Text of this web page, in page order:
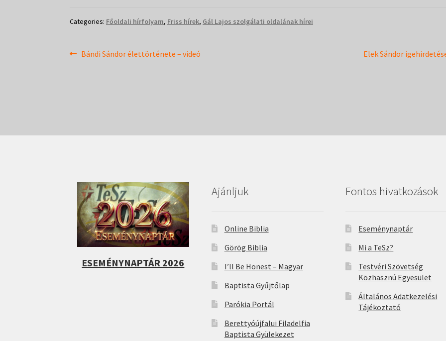
Categories: Főoldali hírfolyam, Friss hírek, Gál Lajos szolgálati oldalának hírei
Bejegyzés
Previous
Bándi Sándor élettörténete – videó
Next
Elek Sándor
ESEMÉNYNAPTÁR 2026
Ajánljuk
Online Biblia
Görög Biblia
I’ll Be Honest – Magyar
Baptista Gyűjtőlap
Parókia Portál
Berettyóújfalui Filadelfia
Baptista Gyülekezet
Fontos hivatkozások
Eseménynaptár
Mi a TeSz?
Testvéri Szövetség
Közhasznú Egyesület
Általános Adatkezelési
Tájékoztató